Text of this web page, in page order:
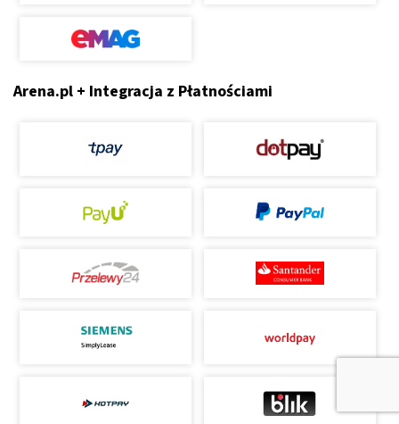
Arena.pl + Integracja z Płatnościami